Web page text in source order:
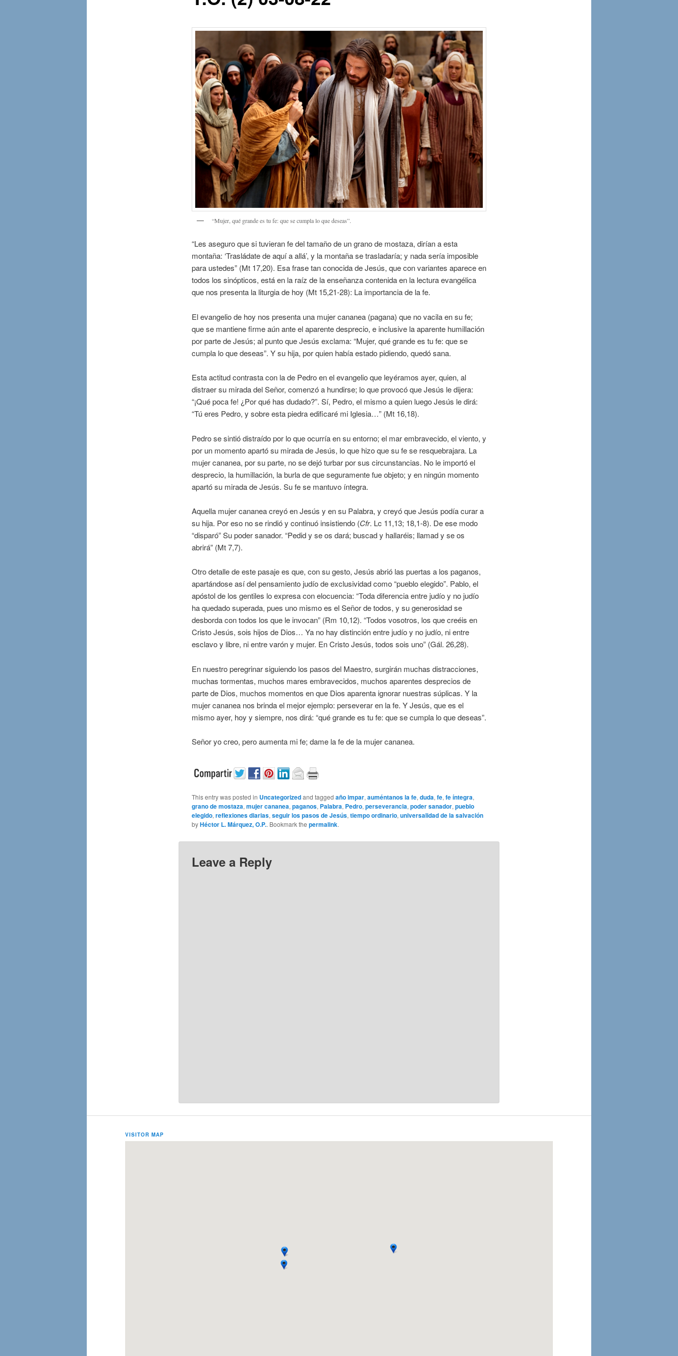
“Mujer, qué grande es tu fe: que se cumpla lo que deseas”.
“Les aseguro que si tuvieran fe del tamaño de un grano de mostaza, dirían a esta
montaña: ‘Trasládate de aquí a allá’, y la montaña se trasladaría; y nada sería imposible
para ustedes” (Mt 17,20). Esa frase tan conocida de Jesús, que con variantes aparece en
todos los sinópticos, está en la raíz de la enseñanza contenida en la lectura evangélica
que nos presenta la liturgia de hoy (Mt 15,21-28): La importancia de la fe.
El evangelio de hoy nos presenta una mujer cananea (pagana) que no vacila en su fe;
que se mantiene firme aún ante el aparente desprecio, e inclusive la aparente humillación
por parte de Jesús; al punto que Jesús exclama: “Mujer, qué grande es tu fe: que se
cumpla lo que deseas”. Y su hija, por quien había estado pidiendo, quedó sana.
Esta actitud contrasta con la de Pedro en el evangelio que leyéramos ayer, quien, al
distraer su mirada del Señor, comenzó a hundirse; lo que provocó que Jesús le dijera:
“¡Qué poca fe! ¿Por qué has dudado?”. Sí, Pedro, el mismo a quien luego Jesús le dirá:
“Tú eres Pedro, y sobre esta piedra edificaré mi Iglesia…” (Mt 16,18).
Pedro se sintió distraído por lo que ocurría en su entorno; el mar embravecido, el viento, y
por un momento apartó su mirada de Jesús, lo que hizo que su fe se resquebrajara. La
mujer cananea, por su parte, no se dejó turbar por sus circunstancias. No le importó el
desprecio, la humillación, la burla de que seguramente fue objeto; y en ningún momento
apartó su mirada de Jesús. Su fe se mantuvo íntegra.
Aquella mujer cananea creyó en Jesús y en su Palabra, y creyó que Jesús podía curar a
su hija. Por eso no se rindió y continuó insistiendo (Cfr. Lc 11,13; 18,1-8). De ese modo
“disparó” Su poder sanador. “Pedid y se os dará; buscad y hallaréis; llamad y se os
abrirá” (Mt 7,7).
Otro detalle de este pasaje es que, con su gesto, Jesús abrió las puertas a los paganos,
apartándose así del pensamiento judío de exclusividad como “pueblo elegido”. Pablo, el
apóstol de los gentiles lo expresa con elocuencia: “Toda diferencia entre judío y no judío
ha quedado superada, pues uno mismo es el Señor de todos, y su generosidad se
desborda con todos los que le invocan” (Rm 10,12). “Todos vosotros, los que creéis en
Cristo Jesús, sois hijos de Dios… Ya no hay distinción entre judío y no judío, ni entre
esclavo y libre, ni entre varón y mujer. En Cristo Jesús, todos sois uno” (Gál. 26,28).
En nuestro peregrinar siguiendo los pasos del Maestro, surgirán muchas distracciones,
muchas tormentas, muchos mares embravecidos, muchos aparentes desprecios de
parte de Dios, muchos momentos en que Dios aparenta ignorar nuestras súplicas. Y la
mujer cananea nos brinda el mejor ejemplo: perseverar en la fe. Y Jesús, que es el
mismo ayer, hoy y siempre, nos dirá: “qué grande es tu fe: que se cumpla lo que deseas”.
Señor yo creo, pero aumenta mi fe; dame la fe de la mujer cananea.
This entry was posted in Uncategorizedand tagged año impar,auméntanos la fe,duda,fe,fe íntegra,
grano de mostaza,mujer cananea,paganos, Palabra, Pedro,perseverancia,poder sanador,pueblo
elegido,reflexiones diarias,seguir los pasos de Jesús,tiempo ordinario,universalidad de la salvación
byHéctor L. Márquez, O.P.. Bookmark the permalink.
Leave a Reply
VISITOR MAP